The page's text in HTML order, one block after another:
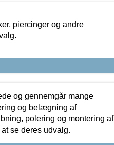
piercinger og andre
og gennemgår mange
og belægning af
polering og montering af
se deres udvalg.